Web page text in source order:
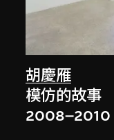
胡慶雁
模仿的故事
2008–2010